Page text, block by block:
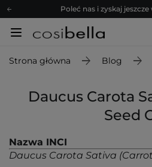
Poleć nas i zyskaj
Zapisz się na
Z nami to możliwe!
Zapisz się na
Strona główna Blog
Daucus Carota
Seed
Nazwa INCI
Daucus Carota Sativa